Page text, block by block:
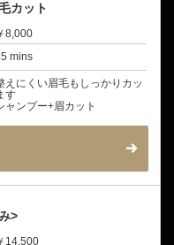
カット
8,000
mins
えにくい眉毛もしっかりカッ
す
ャンプー+眉カット
>
14,500